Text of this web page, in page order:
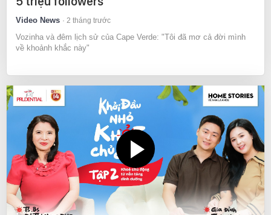
Video News 2 tháng trước
Vozinha và đêm lịch sử của Cape Verde: "Tôi đã mơ cả đời mình
về khoảnh khắc này"